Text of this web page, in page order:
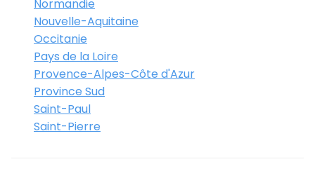
Normandie
Nouvelle-Aquitaine
Occitanie
Pays de la Loire
Provence-Alpes-Côte d'Azur
Province Sud
Saint-Paul
Saint-Pierre